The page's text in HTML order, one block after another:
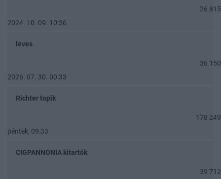
26 815
2024. 10. 09. 10:36
leves
36 150
2026. 07. 30. 00:33
Richter topik
178 249
péntek, 09:33
CIGPANNONIA kitartók
39 712